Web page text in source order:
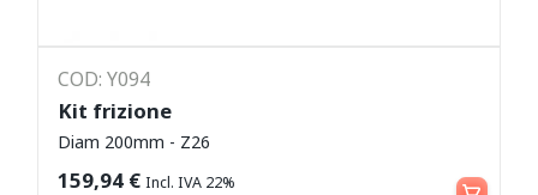
COD: Y094
Kit frizione
Diam 200mm - Z26
159,94 € Incl. IVA 22% Leggi tutto